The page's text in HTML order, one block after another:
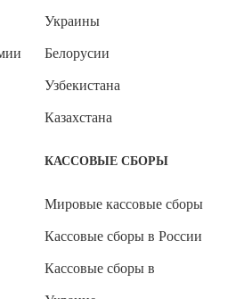
Украины
Белорусии
Узбекистана
Казахстана
КАССОВЫЕ СБОРЫ
Мировые кассовые сборы
Кассовые сборы в России
Кассовые сборы в